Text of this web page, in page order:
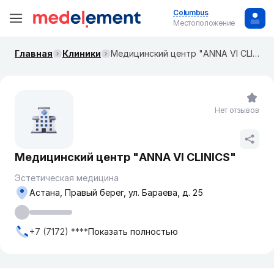
Columbus
Местоположение
Главная Клиники Медицинский центр "ANNA VI CLINICS"
Медицинский центр "ANNA VI CLINICS"
Эстетическая медицина
Астана, Правый берег, ул. Бараева, д. 25
+7 (7172) ****Показать полностью
Нет отзывов